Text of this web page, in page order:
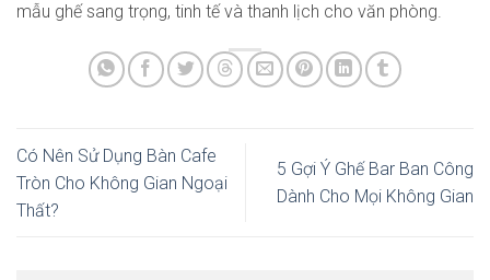
mẫu ghế sang trọng, tinh tế và thanh lịch cho văn phòng.
Có Nên Sử Dụng Bàn Cafe
Tròn Cho Không Gian Ngoại
Thất?
5 Gợi Ý Ghế Bar Ban Công
Dành Cho Mọi Không Gian